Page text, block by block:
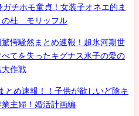
ホモ童貞！女装子オネエ的ま
の杜 モリッフル
愕騒然まとめ速報！超氷河期世
てを失ったキグナス氷子の愛の
大作戦
とめ速報！！子供が欲しいど陰キ
主婦！婚活計画編